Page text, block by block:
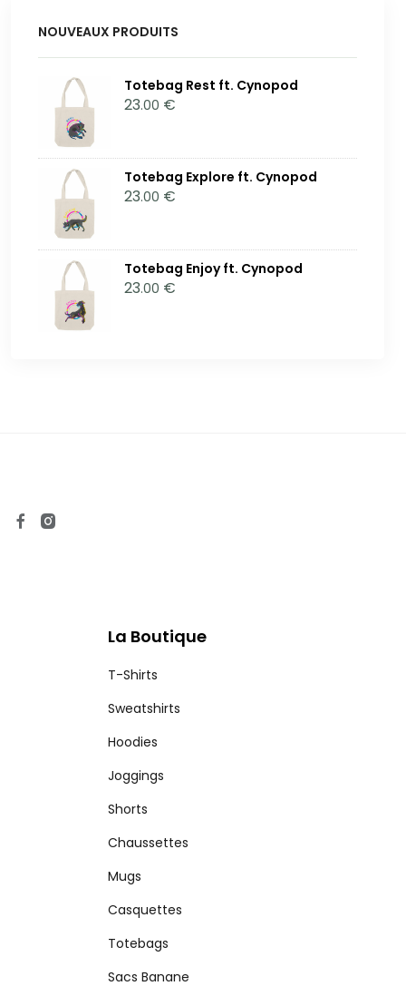
NOUVEAUX PRODUITS
Totebag Rest ft. Cynopod
23.00 €
Totebag Explore ft. Cynopod
23.00 €
Totebag Enjoy ft. Cynopod
23.00 €
La Boutique
T-Shirts
Sweatshirts
Hoodies
Joggings
Shorts
Chaussettes
Mugs
Casquettes
Totebags
Sacs Banane